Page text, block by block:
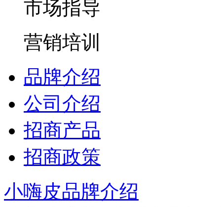
市场指导
营销培训
品牌介绍
公司介绍
招商产品
招商政策
小嗨皮品牌介绍